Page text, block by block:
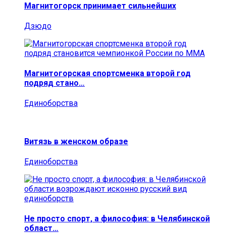
Магнитогорск принимает сильнейших
Дзюдо
Магнитогорская спортсменка второй год
подряд стано…
Единоборства
Витязь в женском образе
Единоборства
Не просто спорт, а философия: в Челябинской
област…